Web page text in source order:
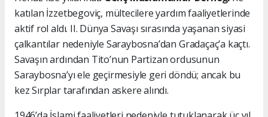
katılan İzzetbegoviç, mültecilere yardım faaliyetlerinde
aktif rol aldı. II. Dünya Savaşı sırasında yaşanan siyasi
çalkantılar nedeniyle Saraybosna’dan Gradaçaç’a kaçtı.
Savaşın ardından Tito’nun Partizan ordusunun
Saraybosna’yı ele geçirmesiyle geri döndü; ancak bu
kez Sırplar tarafından askere alındı.